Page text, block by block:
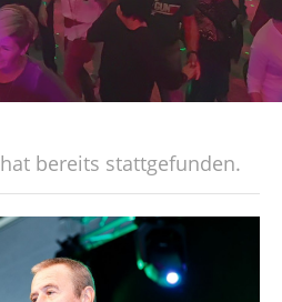
bereits stattgefunden.